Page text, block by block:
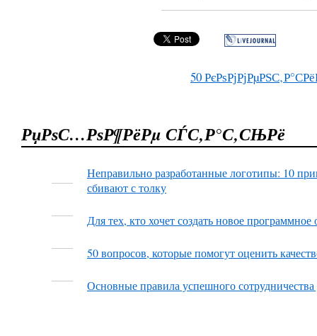
50
РџРѕС…РѕР¶РёРµ СЃС‚Р°С‚СЊРё
Неправильно разработанные логотипы: 10
сбивают с толку
Для тех, кто хочет создать новое программное
50 вопросов, которые помогут оценить
Основные правила успешного сотрудничества